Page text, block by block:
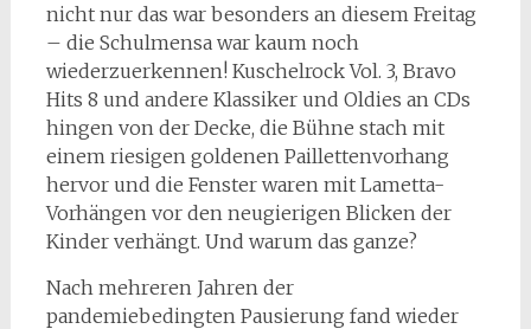
nicht nur das war besonders an diesem Freitag
– die Schulmensa war kaum noch
wiederzuerkennen! Kuschelrock Vol. 3, Bravo
Hits 8 und andere Klassiker und Oldies an CDs
hingen von der Decke, die Bühne stach mit
einem riesigen goldenen Paillettenvorhang
hervor und die Fenster waren mit Lametta-
Vorhängen vor den neugierigen Blicken der
Kinder verhängt. Und warum das ganze?
Nach mehreren Jahren der
pandemiebedingten Pausierung fand wieder